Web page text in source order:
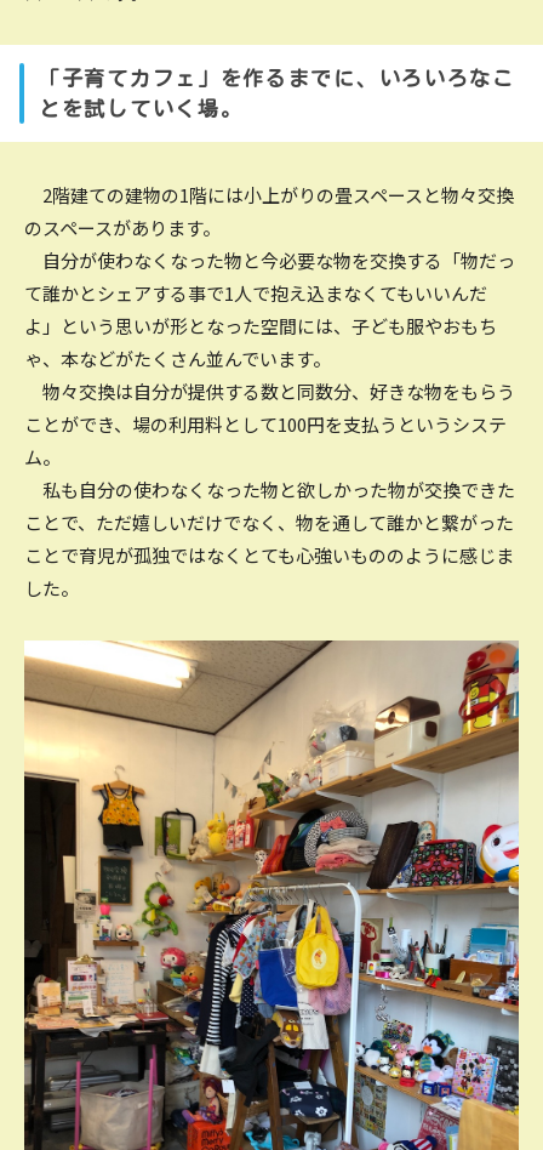
「子育てカフェ」を作るまでに、いろいろなこ
とを試していく場。
2階建ての建物の1階には小上がりの畳スペースと物々交換
のスペースがあります。
自分が使わなくなった物と今必要な物を交換する「物だっ
て誰かとシェアする事で1人で抱え込まなくてもいいんだ
よ」という思いが形となった空間には、子ども服やおもち
ゃ、本などがたくさん並んでいます。
物々交換は自分が提供する数と同数分、好きな物をもらう
ことができ、場の利用料として100円を支払うというシステ
ム。
私も自分の使わなくなった物と欲しかった物が交換できた
ことで、ただ嬉しいだけでなく、物を通して誰かと繋がった
ことで育児が孤独ではなくとても心強いもののように感じま
した。